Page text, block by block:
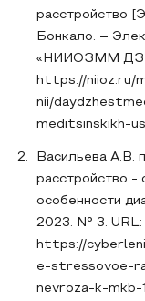
расстройство
Бонкало. –
«НИИОЗММ
https://niioz.ru/
nii/
meditsinskikh-
Васильева А.В.
расстройство -
особенности
2023. № 3. URL:
https://
e-stressovoe-
nevroza-k-mkb-